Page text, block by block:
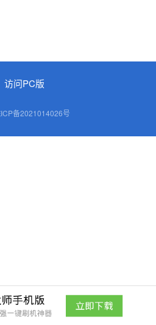
访问PC版
备2021014026号